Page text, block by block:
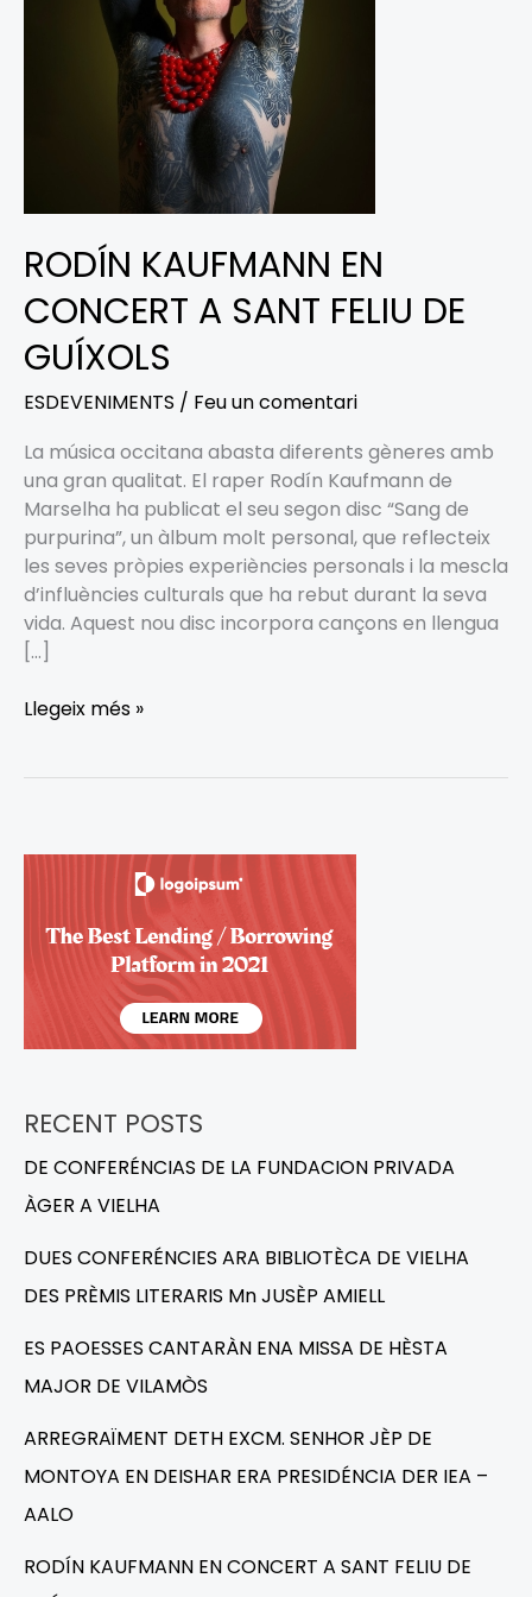
RODÍN KAUFMANN EN
CONCERT A SANT FELIU DE
GUÍXOLS
ESDEVENIMENTS / Feu un comentari
La música occitana abasta diferents gèneres amb
una gran qualitat. El raper Rodín Kaufmann de
Marselha ha publicat el seu segon disc “Sang de
purpurina”, un àlbum molt personal, que reflecteix
les seves pròpies experiències personals i la mescla
d’influències culturals que ha rebut durant la seva
vida. Aquest nou disc incorpora cançons en llengua
[…]
Llegeix més »
RECENT POSTS
DE CONFERÉNCIAS DE LA FUNDACION PRIVADA
ÀGER A VIELHA
DUES CONFERÉNCIES ARA BIBLIOTÈCA DE VIELHA
DES PRÈMIS LITERARIS Mn JUSÈP AMIELL
ES PAOESSES CANTARÀN ENA MISSA DE HÈSTA
MAJOR DE VILAMÒS
ARREGRAÏMENT DETH EXCM. SENHOR JÈP DE
MONTOYA EN DEISHAR ERA PRESIDÉNCIA DER IEA –
AALO
RODÍN KAUFMANN EN CONCERT A SANT FELIU DE